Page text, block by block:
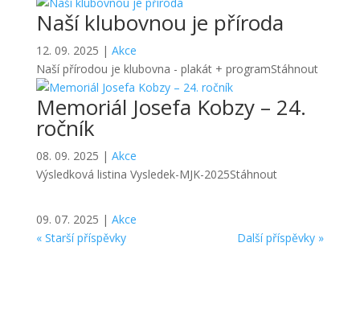
Naší klubovnou je příroda
12. 09. 2025 | Akce
Naší přírodou je klubovna - plakát + programStáhnout
Memoriál Josefa Kobzy – 24.
ročník
08. 09. 2025 | Akce
Výsledková listina Vysledek-MJK-2025Stáhnout
09. 07. 2025 | Akce
« Starší příspěvky
Další příspěvky »